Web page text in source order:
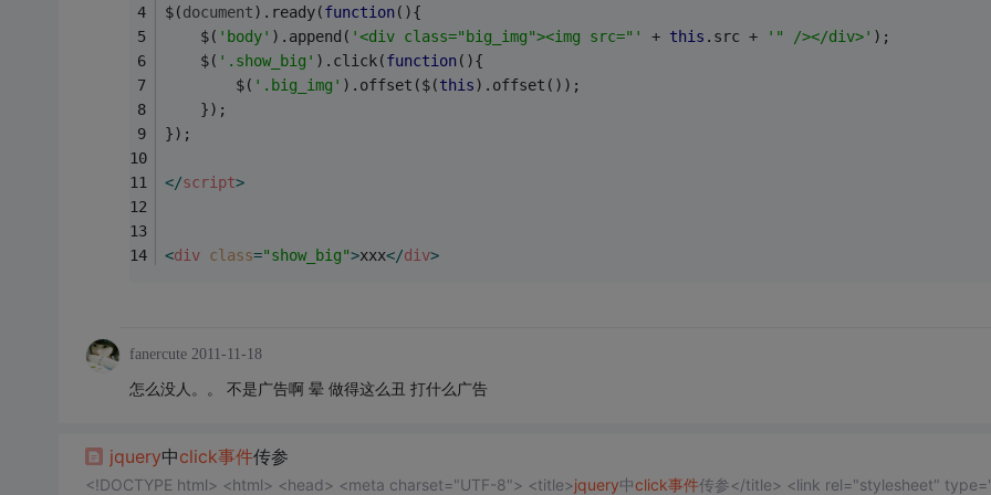
$(document).ready(function( ){
    $(
'body' ).append( '<div class="big_img"><img src="' + this .src + '" /></div>' );
    $(
'.show_big' ).click(function( ){
        $(
'.big_img' ).offset($(this).offset());
    });
});
</script>
<div class="show_big">xxx</div>
fanercute 2011-11-18
怎么没人。。 不是广告啊 晕 做得这么丑 打什么广告
jquery中click事件传参
<!DOCTYPE html> <html> <head> <meta charset="UTF-8"> <title>jquery中click事件传参</title> <link rel="stylesheet"